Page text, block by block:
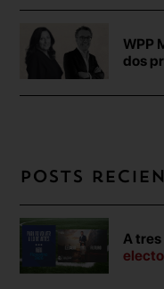
WPP
dos
Posts
A